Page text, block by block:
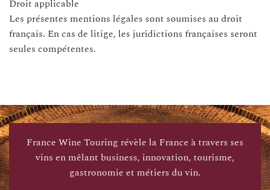
Droit applicable
Les présentes mentions légales sont soumises au droit
français. En cas de litige, les juridictions françaises seront
seules compétentes.
France Wine Touring révèle la France à travers ses
vins en mêlant business, innovation, tourisme,
gastronomie et métiers du vin.